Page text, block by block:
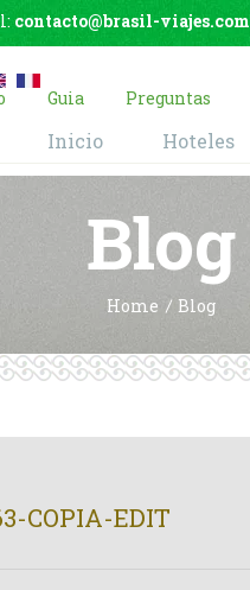
contacto@brasil-viajes.com
Guia Preguntas
Inicio Hoteles
Blog
Home Blog
COPIA-EDIT